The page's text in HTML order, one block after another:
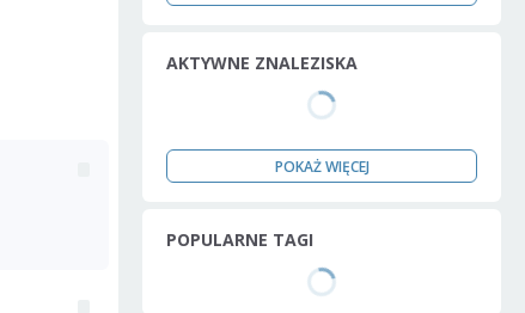
AKTYWNE ZNALEZISKA
POKAŻ WIĘCEJ
POPULARNE TAGI